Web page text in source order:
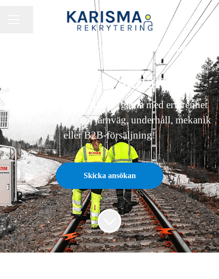
ÖREBRO DISTANSARBETE
Teknisk Säljare
Vi söker dig med säljdriv, gärna med erfarenhet
eller kontakter inom järnväg, underhåll, mekanik
eller B2B-försäljning!
Skicka ansökan